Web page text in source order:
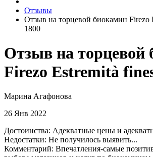
Отзывы
Отзыв на торцевой биокамин Firezo
1800
Отзыв на торцевой
Firezo Estremità
Марина Агафонова
26 Янв 2022
Достоинства: Адекватные цены и
Недостатки: Не получилось выявить...
Комментарий: Впечатления-самые